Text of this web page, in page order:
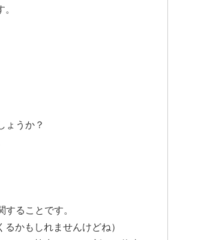
ょうか？
ることです。
かもしれませんけどね）